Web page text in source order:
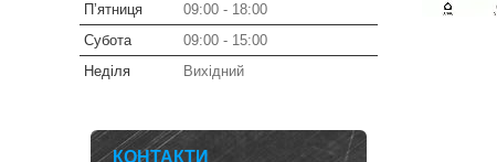
Пʼятниця
09:00
18:00
Субота
09:00
15:00
Неділя
Вихідний
КОНТАКТИ